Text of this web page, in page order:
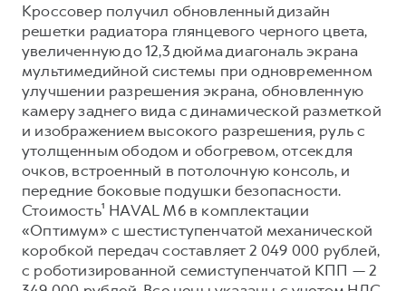
POER
от 3 449 000 ₽
КОРПОРАТИВНЫМ КЛИЕНТАМ
Для малого бизнеса
Корпоративным клиентам
Крупным корпоративным клиентам
Система управления автопарком
Сервис для корпоративных клиентов
HAVAL Лизинг
АКСЕССУАРЫ HAVAL
Автомобильные аксессуары
Гарантия HAVAL
Мобильное приложение GWM
Программа «HAVAL Защита+»
Руководства по эксплуатации
Подписки
АКСЕССУАРЫ HAVAL
Автомобильные аксессуары
Коллекция CITY
Коллекция Базовая
Кроссовер получил обновленный дизайн
решетки радиатора глянцевого черного цвета,
увеличенную до 12,3 дюйма диагональ экрана
мультимедийной системы при одновременном
улучшении разрешения экрана, обновленную
камеру заднего вида с динамической разметкой
и изображением высокого разрешения, руль с
утолщенным ободом и обогревом, отсек для
очков, встроенный в потолочную консоль, и
передние боковые подушки безопасности.
Стоимость¹ HAVAL M6 в комплектации
«Оптимум» с шестиступенчатой механической
коробкой передач составляет 2 049 000 рублей,
с роботизированной семиступенчатой КПП — 2